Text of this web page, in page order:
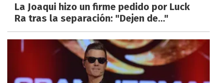
La Joaqui hizo un firme pedido por Luck
Ra tras la separación: "Dejen de..."